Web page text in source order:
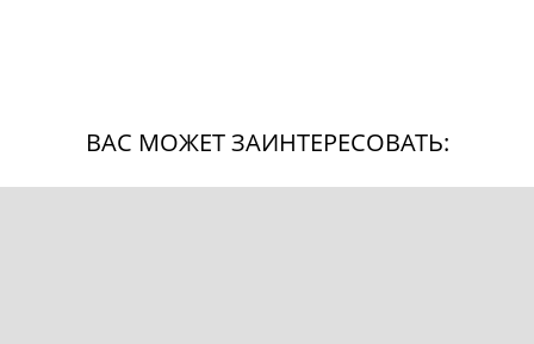
ВАС МОЖЕТ ЗАИНТЕРЕСОВАТЬ: